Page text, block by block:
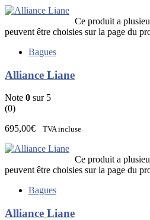
Ce produit a
peuvent être choisies sur la page du
Bagues
Alliance Liane
Note 0 sur 5
(0)
695,00€ TVA incluse
Ce produit a
peuvent être choisies sur la page du
Bagues
Alliance Liane